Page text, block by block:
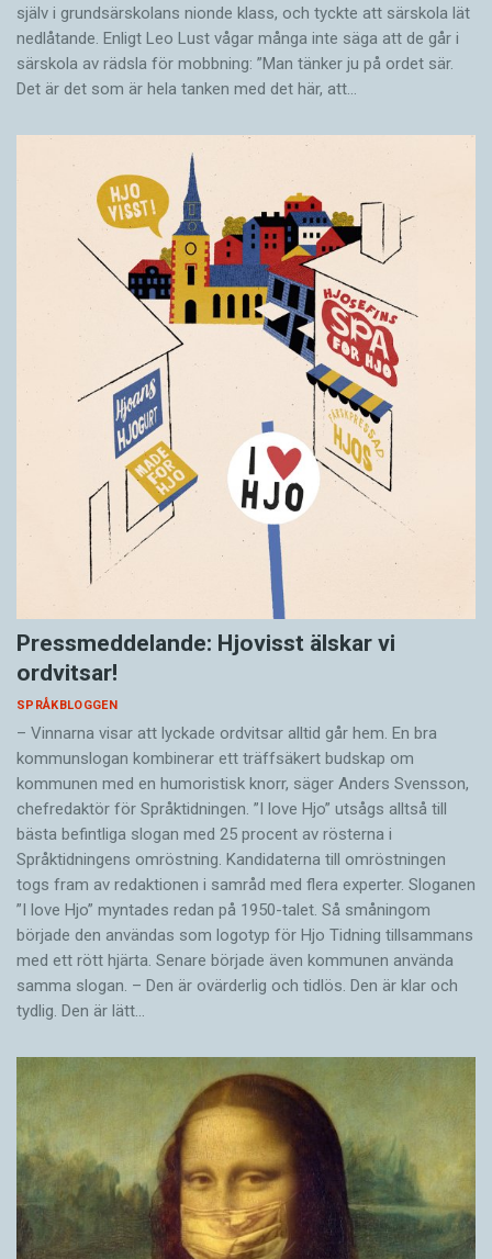
själv i grundsärskolans nionde klass, och tyckte att särskola lät
nedlåtande. Enligt Leo Lust vågar många inte säga att de går i
särskola av rädsla för mobbning: ”Man tänker ju på ordet sär.
Det är det som är hela tanken med det här, att…
Pressmeddelande: Hjovisst älskar vi
ordvitsar!
SPRÅKBLOGGEN
– Vinnarna visar att lyckade ordvitsar alltid går hem. En bra
kommunslogan kombinerar ett träffsäkert budskap om
kommunen med en humoristisk knorr, säger Anders Svensson,
chefredaktör för Språktidningen. ”I love Hjo” utsågs alltså till
bästa befintliga slogan med 25 procent av rösterna i
Språktidningens omröstning. Kandidaterna till omröstningen
togs fram av redaktionen i samråd med flera experter. Sloganen
”I love Hjo” myntades redan på 1950-talet. Så småningom
började den användas som logotyp för Hjo Tidning tillsammans
med ett rött hjärta. Senare började även kommunen använda
samma slogan. – Den är ovärderlig och tidlös. Den är klar och
tydlig. Den är lätt…